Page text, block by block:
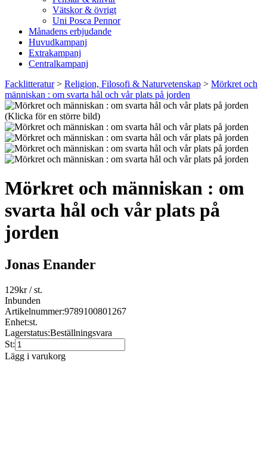
Vätskor & övrigt
Uni Posca Pennor
Månadens erbjudande
Huvudkampanj
Extrakampanj
Centralkampanj
Facklitteratur> Religion, Filosofi & Naturvetenskap > Mörkret och
människan : om svarta hål och vår plats på jorden
(Klicka för en större bild)
Mörkret och människan : om
svarta hål och vår plats på
jorden
Jonas Enander
129kr/ st.
Inbunden
Artikelnummer:9789100801267
Enhet:st.
Lagerstatus:Beställningsvara
St:
Lägg i varukorg